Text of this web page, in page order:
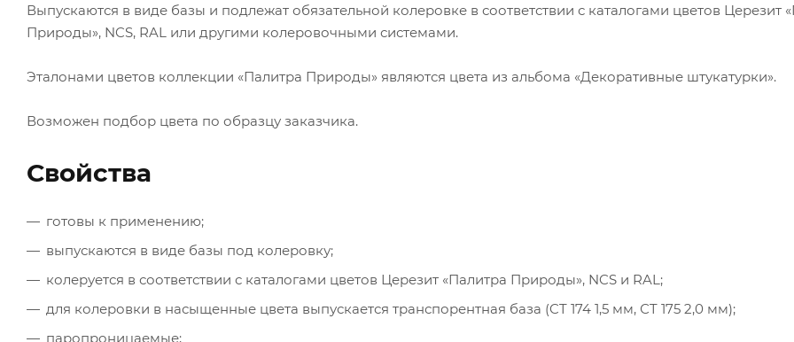
Выпускаются в виде базы и подлежат обязательной колеровке в соответствии с каталогами цветов Церезит
Природы», NCS, RAL или другими колеровочными системами.
Эталонами цветов коллекции «Палитра Природы» являются цвета из альбома «Декоративные штукатурки».
Возможен подбор цвета по образцу заказчика.
Свойства
готовы к применению;
выпускаются в виде базы под колеровку;
колеруется в соответствии с каталогами цветов Церезит «Палитра Природы», NCS и RAL;
для колеровки в насыщенные цвета выпускается транспорентная база (CT 174 1,5 мм, СT 175 2,0 мм);
паропроницаемые;